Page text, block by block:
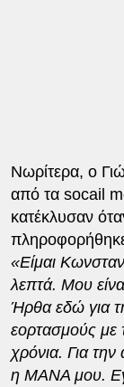
Νωρίτερα, ο
από τα socail
κατέκλυσαν
«Είμαι
λεπτά. Μου
Ήρθα εδώ για
εορτασμούς με
χρόνια. Για
η ΜΑΝΑ μου.